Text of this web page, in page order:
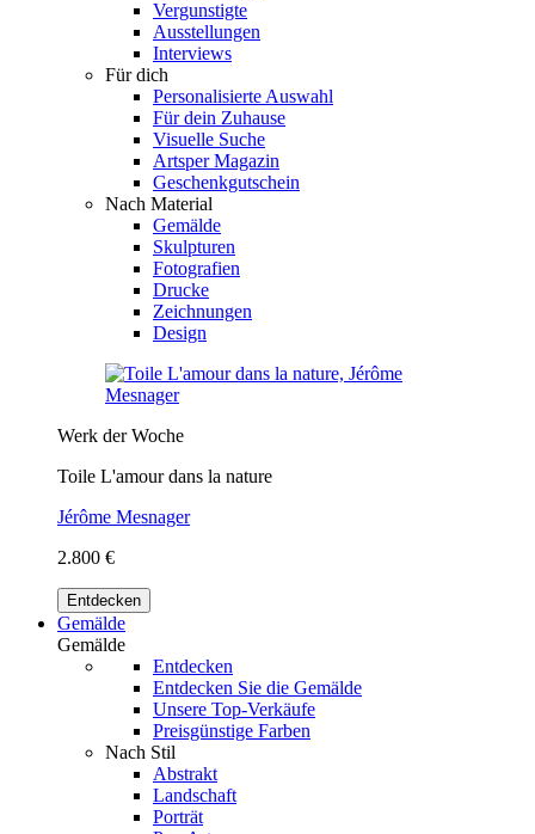
Vergunstigte
Ausstellungen
Interviews
Für dich
Personalisierte Auswahl
Für dein Zuhause
Visuelle Suche
Artsper Magazin
Geschenkgutschein
Nach Material
Gemälde
Skulpturen
Fotografien
Drucke
Zeichnungen
Design
Werk der Woche
Toile L'amour dans la nature
Jérôme Mesnager
2.800 €
Entdecken
Gemälde
Gemälde
Entdecken
Entdecken Sie die Gemälde
Unsere Top-Verkäufe
Preisgünstige Farben
Nach Stil
Abstrakt
Landschaft
Porträt